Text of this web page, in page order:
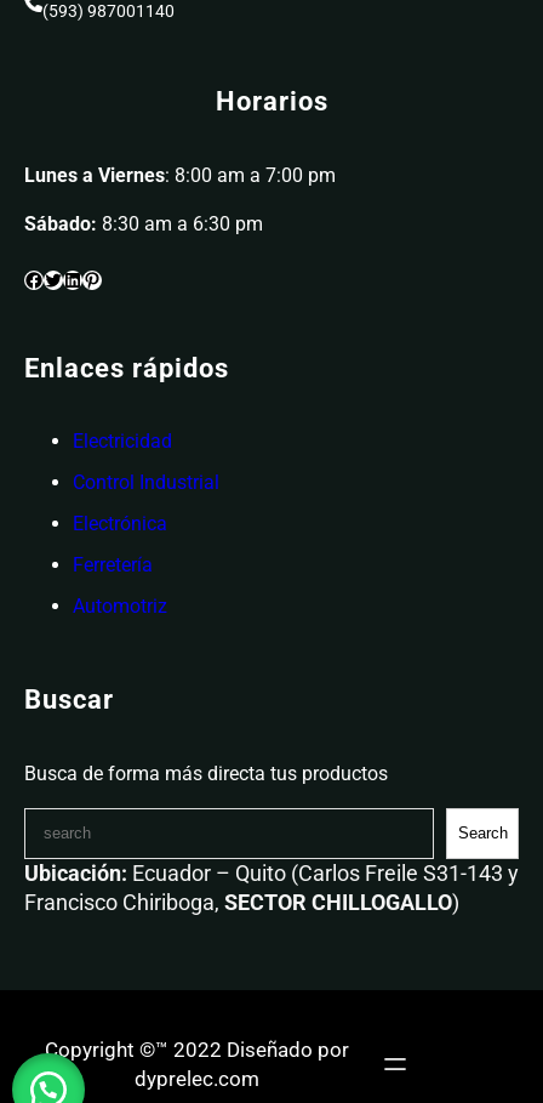
(593) 987001140
Horarios
Lunes a Viernes: 8:00 am a 7:00 pm
Sábado: 8:30 am a 6:30 pm
Enlaces rápidos
Electricidad
Control Industrial
Electrónica
Ferretería
Automotriz
Buscar
Busca de forma más directa tus productos
Search
Ubicación: Ecuador – Quito (Carlos Freile S31-143 y
Francisco Chiriboga, SECTOR CHILLOGALLO)
Copyright ©™ 2022 Diseñado por
dyprelec.com